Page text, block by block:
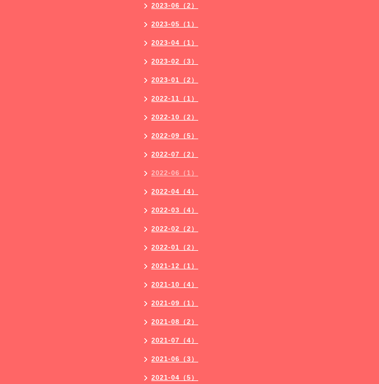
2023-06（2）
2023-05（1）
2023-04（1）
2023-02（3）
2023-01（2）
2022-11（1）
2022-10（2）
2022-09（5）
2022-07（2）
2022-06（1）
2022-04（4）
2022-03（4）
2022-02（2）
2022-01（2）
2021-12（1）
2021-10（4）
2021-09（1）
2021-08（2）
2021-07（4）
2021-06（3）
2021-04（5）